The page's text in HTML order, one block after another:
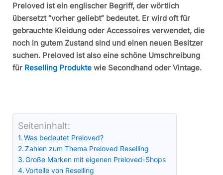
Preloved ist ein englischer Begriff, der wörtlich
übersetzt “vorher geliebt” bedeutet. Er wird oft für
gebrauchte Kleidung oder Accessoires verwendet, die
noch in gutem Zustand sind und einen neuen Besitzer
suchen. Preloved ist also eine schöne Umschreibung
für Reselling Produktewie Secondhand oder Vintage.
Seiteninhalt:
Was bedeutet Preloved?
Zahlen zum Thema Preloved Reselling
Große Marken mit eigenen Preloved-Shops
Vorteile von Reselling